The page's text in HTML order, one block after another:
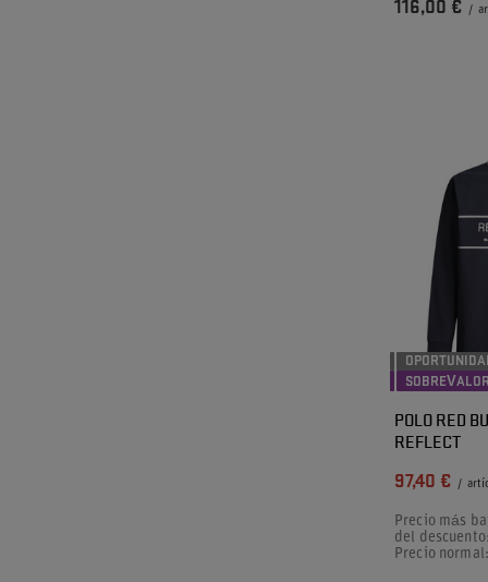
116,00 € /
POLO RED
REFLECT
97,40 € /
Precio más
del
Precio